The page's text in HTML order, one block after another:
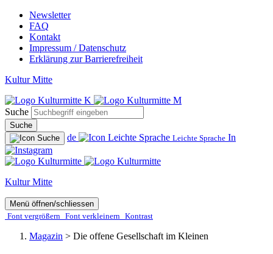
Newsletter
FAQ
Kontakt
Impressum / Datenschutz
Erklärung zur Barrierefreiheit
Kultur Mitte
Suche
Suche
de Leichte Sprache In
Kultur Mitte
Menü öffnen/schliessen
Font ver­­größern Font ver­­kleinern Kontrast
Magazin > Die offene Gesellschaft im Kleinen